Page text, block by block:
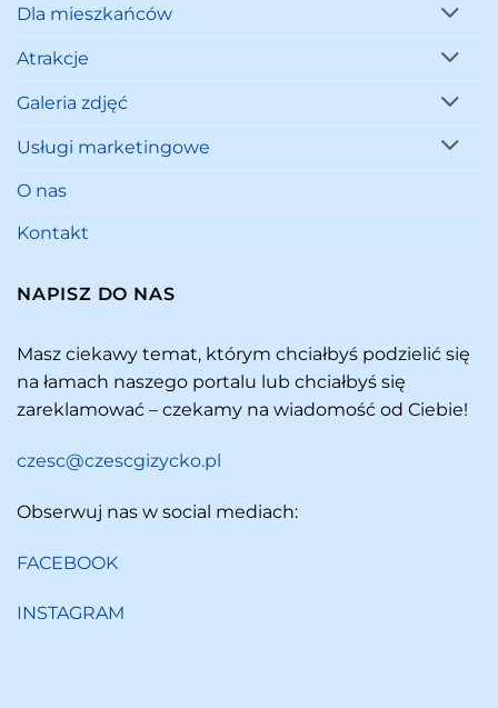
Dla mieszkańców
Atrakcje
Galeria zdjęć
Usługi marketingowe
O nas
Kontakt
NAPISZ DO NAS
Masz ciekawy temat, którym chciałbyś podzielić się
na łamach naszego portalu lub chciałbyś się
zareklamować – czekamy na wiadomość od Ciebie!
czesc@czescgizycko.pl
Obserwuj nas w social mediach:
FACEBOOK
INSTAGRAM